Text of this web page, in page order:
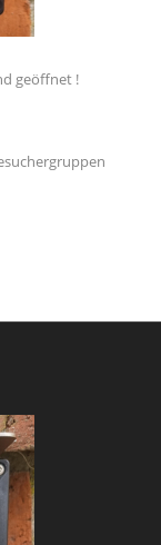
geöffnet !